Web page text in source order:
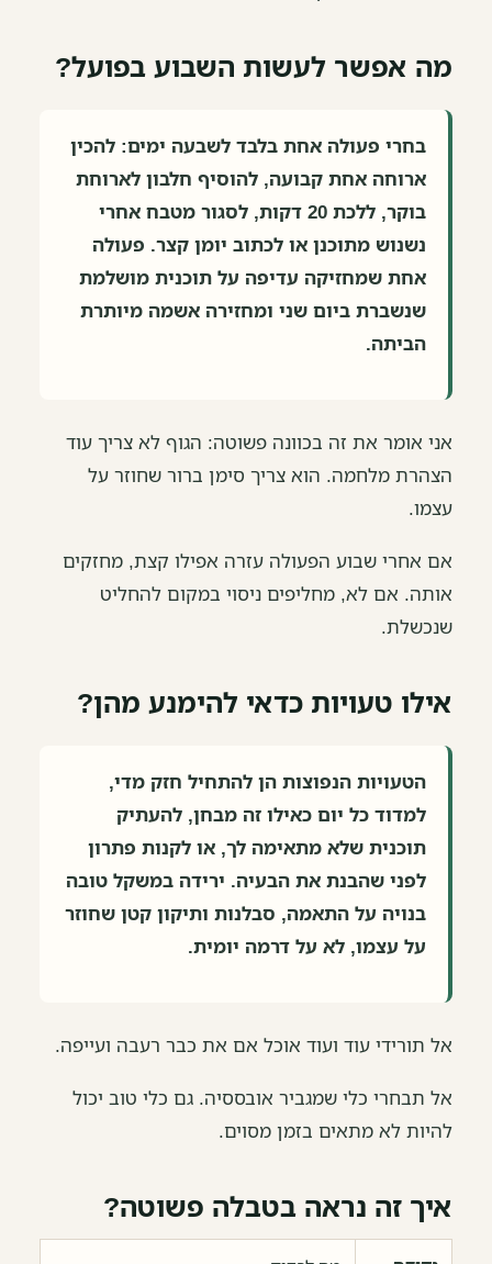
מה אפשר לעשות השבוע בפועל?
בחרי פעולה אחת בלבד לשבעה ימים: להכין
ארוחה אחת קבועה, להוסיף חלבון לארוחת
בוקר, ללכת 20 דקות, לסגור מטבח אחרי
נשנוש מתוכנן או לכתוב יומן קצר. פעולה
אחת שמחזיקה עדיפה על תוכנית מושלמת
שנשברת ביום שני ומחזירה אשמה מיותרת
הביתה.
אני אומר את זה בכוונה פשוטה: הגוף לא צריך עוד
הצהרת מלחמה. הוא צריך סימן ברור שחוזר על
עצמו.
אם אחרי שבוע הפעולה עזרה אפילו קצת, מחזקים
אותה. אם לא, מחליפים ניסוי במקום להחליט
שנכשלת.
אילו טעויות כדאי להימנע מהן?
הטעויות הנפוצות הן להתחיל חזק מדי,
למדוד כל יום כאילו זה מבחן, להעתיק
תוכנית שלא מתאימה לך, או לקנות פתרון
לפני שהבנת את הבעיה. ירידה במשקל טובה
בנויה על התאמה, סבלנות ותיקון קטן שחוזר
על עצמו, לא על דרמה יומית.
אל תורידי עוד ועוד אוכל אם את כבר רעבה ועייפה.
אל תבחרי כלי שמגביר אובססיה. גם כלי טוב יכול
להיות לא מתאים בזמן מסוים.
איך זה נראה בטבלה פשוטה?